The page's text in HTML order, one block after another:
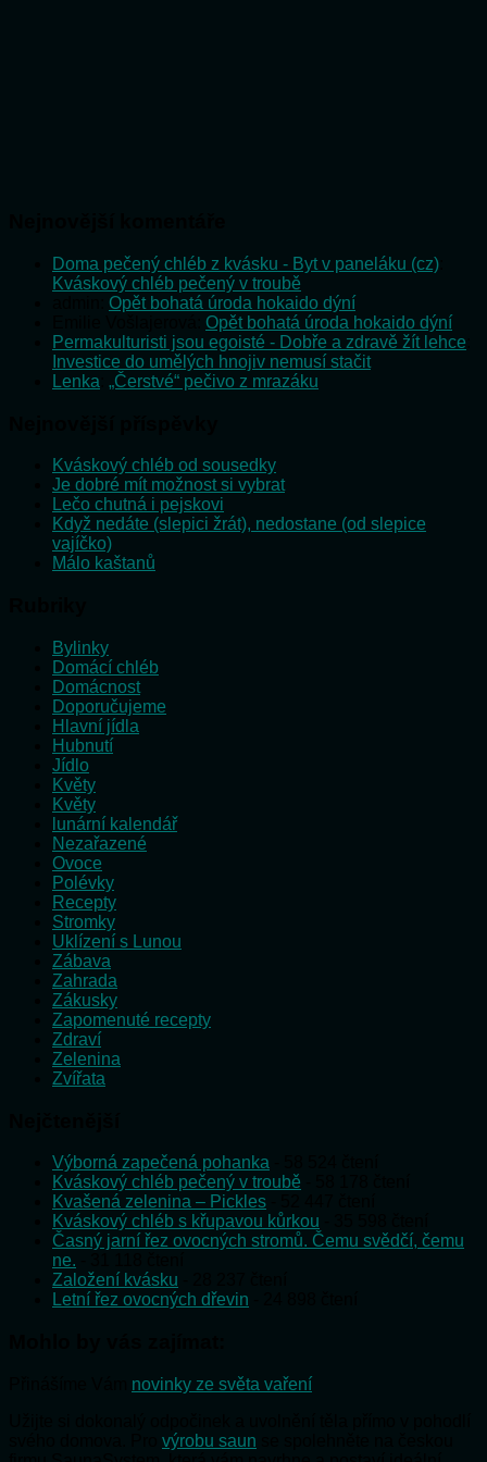
Doma pečený chléb z kvásku - Byt v paneláku (cz)
Kváskový chléb pečený v troubě
Opět bohatá úroda hokaido dýní
Opět bohatá úroda hokaido dýní
Permakulturisti jsou egoisté - Dobře a zdravě žít lehce
Investice do umělých hnojiv nemusí stačit
Lenka „Čerstvé“ pečivo z mrazáku
Kváskový chléb od sousedky
Je dobré mít možnost si vybrat
Lečo chutná i pejskovi
Když nedáte (slepici žrát), nedostane (od slepice
vajíčko)
Málo kaštanů
Bylinky
Domácí chléb
Domácnost
Doporučujeme
Hlavní jídla
Hubnutí
Jídlo
Květy
Květy
lunární kalendář
Nezařazené
Ovoce
Polévky
Recepty
Stromky
Uklízení s Lunou
Zábava
Zahrada
Zákusky
Zapomenuté recepty
Zdraví
Zelenina
Zvířata
Výborná zapečená pohanka
Kváskový chléb pečený v troubě
Kvašená zelenina – Pickles
Kváskový chléb s křupavou kůrkou
Časný jarní řez ovocných stromů. Čemu svědčí, čemu
ne.
Založení kvásku
Letní řez ovocných dřevin
novinky ze světa vaření
výrobu saun